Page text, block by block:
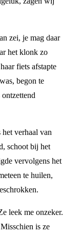
zei, je mag daar
het klonk zo
fiets afstapte
begon te
verhaal van
schoot bij het
vervolgens het
te huilen,
leek me onzeker.
is ze